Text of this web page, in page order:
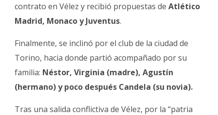
contrato en Vélez y recibió propuestas de Atlético
Madrid, Monaco y Juventus.
Finalmente, se inclinó por el club de la ciudad de
Torino, hacia donde partió acompañado por su
familia: Néstor, Virginia (madre), Agustín
(hermano) y poco después Candela (su novia).
Tras una salida conflictiva de Vélez, por la “patria